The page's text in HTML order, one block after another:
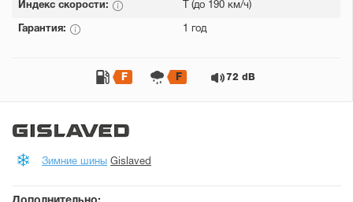
Индекс скорости: T (до 190 км/ч)
Гарантия: 1 год
F F 72 dB
Зимние шины Gislaved